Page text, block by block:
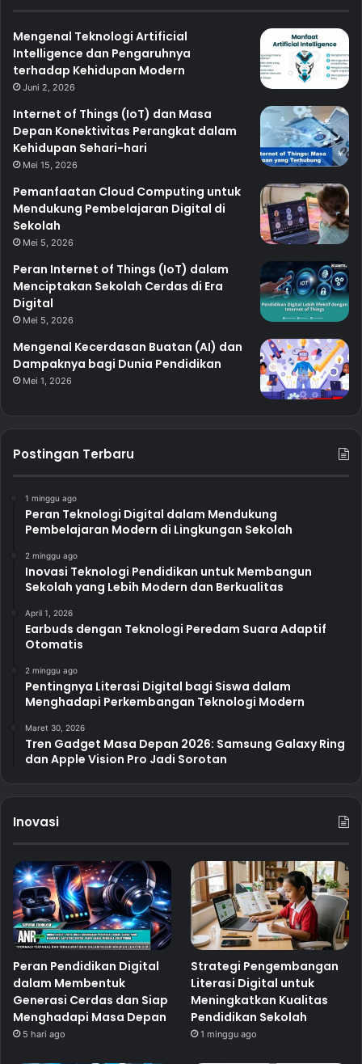
Mengenal Teknologi Artificial
Intelligence dan Pengaruhnya
terhadap Kehidupan Modern
Juni 2, 2026
Internet of Things (IoT) dan Masa
Depan Konektivitas Perangkat dalam
Kehidupan Sehari-hari
Mei 15, 2026
Pemanfaatan Cloud Computing untuk
Mendukung Pembelajaran Digital di
Sekolah
Mei 5, 2026
Peran Internet of Things (IoT) dalam
Menciptakan Sekolah Cerdas di Era
Digital
Mei 5, 2026
Mengenal Kecerdasan Buatan (AI) dan
Dampaknya bagi Dunia Pendidikan
Mei 1, 2026
Postingan Terbaru
1 minggu ago
Peran Teknologi Digital dalam Mendukung
Pembelajaran Modern di Lingkungan Sekolah
2 minggu ago
Inovasi Teknologi Pendidikan untuk Membangun
Sekolah yang Lebih Modern dan Berkualitas
April 1, 2026
Earbuds dengan Teknologi Peredam Suara Adaptif
Otomatis
2 minggu ago
Pentingnya Literasi Digital bagi Siswa dalam
Menghadapi Perkembangan Teknologi Modern
Maret 30, 2026
Tren Gadget Masa Depan 2026: Samsung Galaxy Ring
dan Apple Vision Pro Jadi Sorotan
Inovasi
Peran Pendidikan Digital
dalam Membentuk
Generasi Cerdas dan Siap
Menghadapi Masa Depan
5 hari ago
Strategi Pengembangan
Literasi Digital untuk
Meningkatkan Kualitas
Pendidikan Sekolah
1 minggu ago